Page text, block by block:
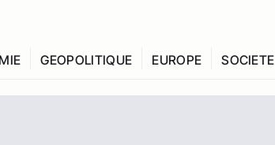
GEOPOLITIQUE EUROPE SOCIETE